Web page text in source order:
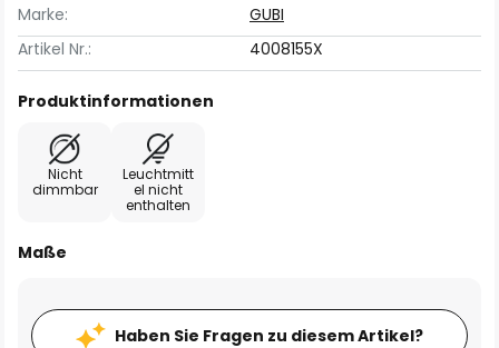
Marke:
GUBI
Artikel Nr.:
4008155X
Produktinformationen
Nicht
dimmbar
Leuchtmitt
el nicht
enthalten
Maße
Haben Sie Fragen zu diesem Artikel?